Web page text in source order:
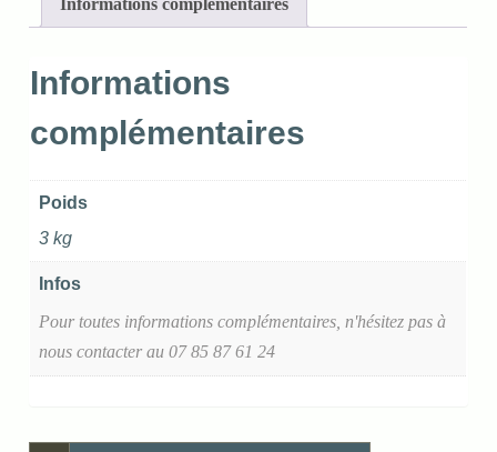
Informations complémentaires
Informations
complémentaires
Poids
3 kg
Infos
Pour toutes informations complémentaires, n'hésitez pas à
nous contacter au 07 85 87 61 24